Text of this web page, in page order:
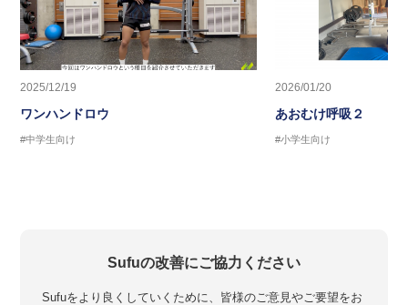
2025/12/19
ワンハンドロウ
#中学生向け
2026/01/20
あおむけ呼吸２
#小学生向け
Sufuの改善にご協力ください
Sufuをより良くしていくために、皆様のご意見やご要望をお